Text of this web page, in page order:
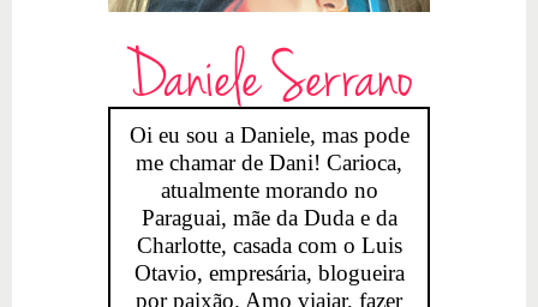
Daniele Serrano
Oi eu sou a Daniele, mas pode
me chamar de Dani! Carioca,
atualmente morando no
Paraguai, mãe da Duda e da
Charlotte, casada com o Luis
Otavio, empresária, blogueira
por paixão. Amo viajar, fazer